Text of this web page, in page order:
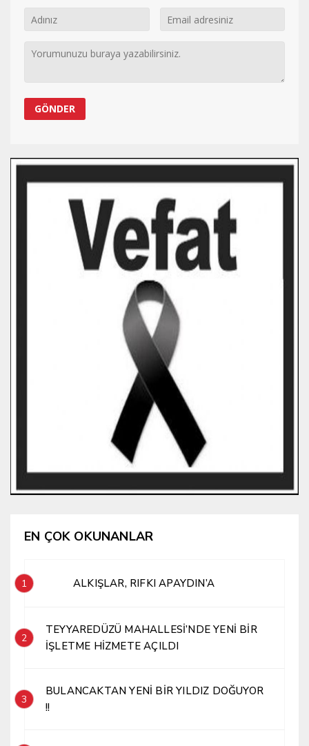
EN ÇOK OKUNANLAR
1 ALKIŞLAR, RIFKI APAYDIN’A
2
TEYYAREDÜZÜ MAHALLESİ’NDE YENİ BİR
İŞLETME HİZMETE AÇILDI
3
BULANCAKTAN YENİ BİR YILDIZ DOĞUYOR
!!